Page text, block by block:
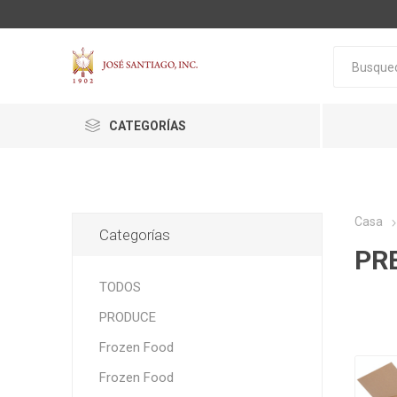
CATEGORÍAS
Casa
Categorías
TODOS
PRODUCE
Frozen Food
Frozen Food